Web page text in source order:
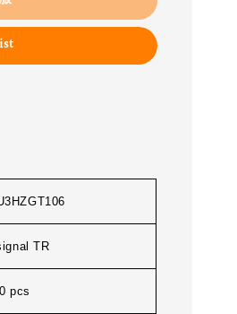
TR
pcs